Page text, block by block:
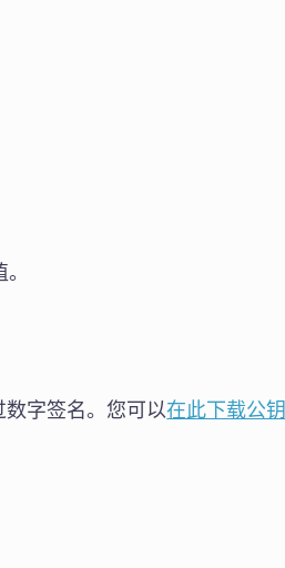
字签名。您可以在此下载公钥